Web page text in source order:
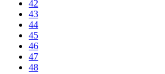
42
43
44
45
46
47
48